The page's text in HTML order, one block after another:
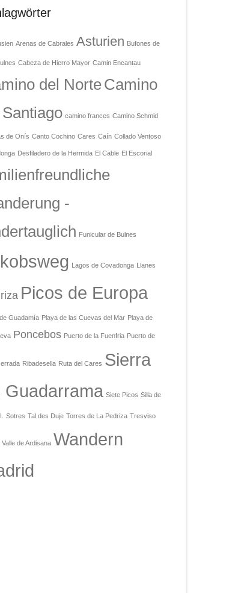
Arenas de Cabrales Asturien Bufones de
Cabeza de Hierro Mayor Camin Encantau
del NorteCamino
camino frances Camino Schmid
de Onís Canto Cochino Cares Caín Collado Ventoso
Desfiladero de la Hermida El Cable El Escorial
-
Funicular de Bulnes
Lagos de Covadonga Llanes
Picos de Europa
Guadamía Playa de las Cuevas del Mar Playa de
Poncebos Puerto de la Fuenfria Puerto de
Ribadesella Ruta del Cares Sierra
Guadarrama Siete Picos Silla de
Sotres Tal des Duje Torres de La Pedriza Tresviso
Valle de Ardisana Wandern